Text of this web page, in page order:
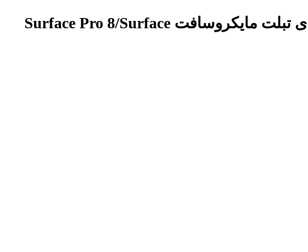
کیبورد تبلت مایکروسافت مدل Type Cover مناسب برای تبلت مایکروسافت Surface Pro 8/Surface